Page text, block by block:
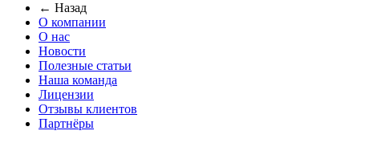
← Назад
О компании
О нас
Новости
Полезные статьи
Наша команда
Лицензии
Отзывы клиентов
Партнёры